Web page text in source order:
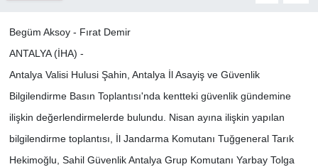
Begüm Aksoy - Fırat Demir
ANTALYA (İHA) -
Antalya Valisi Hulusi Şahin, Antalya İl Asayiş ve Güvenlik
Bilgilendirme Basın Toplantısı'nda kentteki güvenlik gündemine
ilişkin değerlendirmelerde bulundu. Nisan ayına ilişkin yapılan
bilgilendirme toplantısı, İl Jandarma Komutanı Tuğgeneral Tarık
Hekimoğlu, Sahil Güvenlik Antalya Grup Komutanı Yarbay Tolga